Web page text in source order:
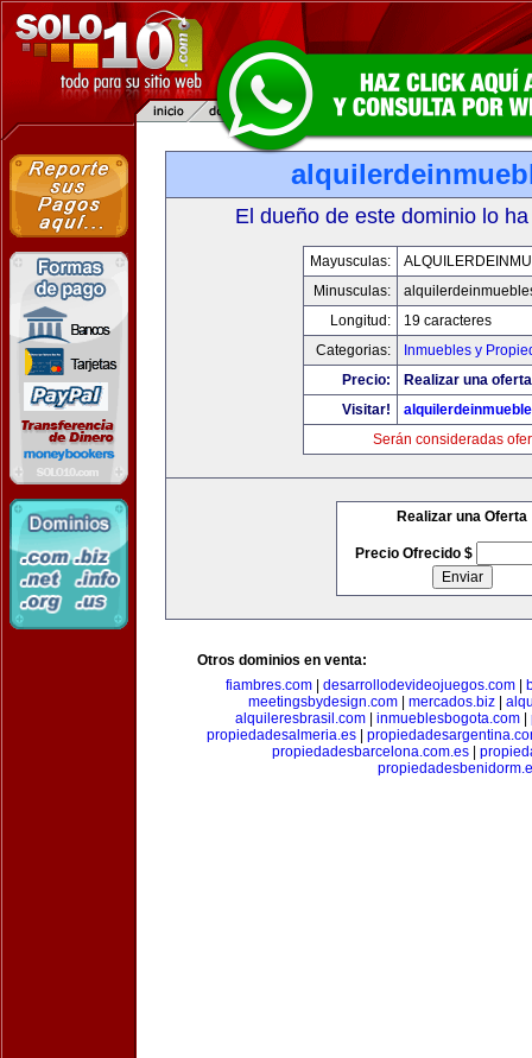
El dueño de este dominio lo
Mayusculas:
Minusculas:
Longitud:
19 caracteres
Categorias:
Inmuebles y
Precio:
Realizar una
Visitar!
Serán consideradas
Realizar una Oferta
Precio Ofrecido $
Otros dominios en venta:
fiambres.com| desarrollodevideojuegos.com|
meetingsbydesign.com| mercados.biz|
alquileresbrasil.com| inmueblesbogota.com|
propiedadesalmeria.es
propiedadesbarcelona.com.es|